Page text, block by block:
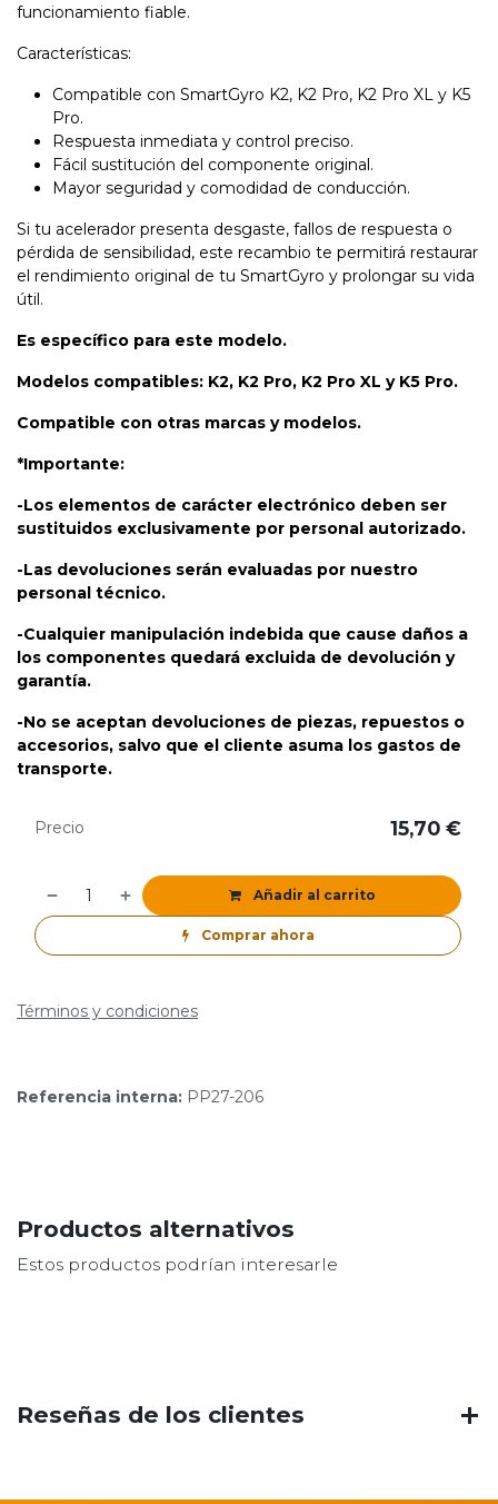
funcionamiento fiable.
Características:
Compatible con SmartGyro K2, K2 Pro, K2 Pro XL y K5
Pro.
Respuesta inmediata y control preciso.
Fácil sustitución del componente original.
Mayor seguridad y comodidad de conducción.
Si tu acelerador presenta desgaste, fallos de respuesta o
pérdida de sensibilidad, este recambio te permitirá restaurar
el rendimiento original de tu SmartGyro y prolongar su vida
útil.
Es específico para este modelo.
Modelos compatibles: K2, K2 Pro, K2 Pro XL y K5 Pro.
Compatible con otras marcas y modelos.
*Importante:
-Los elementos de carácter electrónico deben ser
sustituidos exclusivamente por personal autorizado.
-Las devoluciones serán evaluadas por nuestro
personal técnico.
-Cualquier manipulación indebida que cause daños a
los componentes quedará excluida de devolución y
garantía.
-No se aceptan devoluciones de piezas, repuestos o
accesorios, salvo que el cliente asuma los gastos de
transporte.
Añadir al carrito
Comprar ahora
Precio 15,70 €
Términos y condiciones
Referencia interna: PP27-206
Productos alternativos
Estos productos podrían interesarle
Reseñas de los clientes